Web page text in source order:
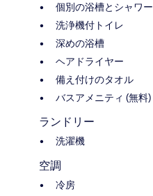
個別の浴槽とシャワー
洗浄機付トイレ
深めの浴槽
ヘアドライヤー
備え付けのタオル
バスアメニティ (無料)
ランドリー
洗濯機
空調
冷房